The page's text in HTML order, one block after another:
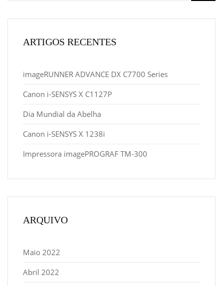
ARTIGOS RECENTES
imageRUNNER ADVANCE DX C7700 Series
Canon i-SENSYS X C1127P
Dia Mundial da Abelha
Canon i-SENSYS X 1238i
Impressora imagePROGRAF TM-300
ARQUIVO
Maio 2022
Abril 2022